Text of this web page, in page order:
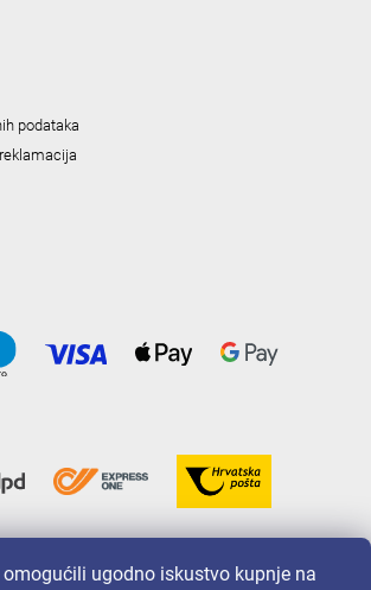
ugodno iskustvo kupnje na
podataka